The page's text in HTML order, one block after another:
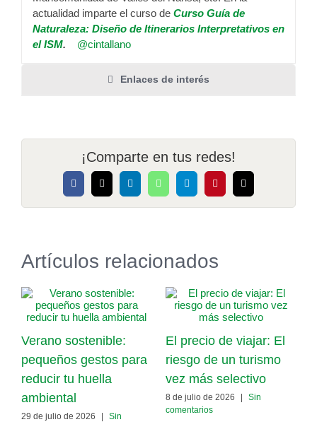
actualidad imparte el curso de Curso Guía de
Naturaleza: Diseño de Itinerarios Interpretativos en
el ISM. @cintallano
Enlaces de interés
¡Comparte en tus redes!
Facebook
X LinkedInWhatsAppTelegramPinterestCorreo
electrónico
Artículos relacionados
Verano sostenible:
pequeños gestos para
reducir tu huella
ambiental
29 de julio de 2026 |
Sin
El precio de viajar: El
riesgo de un turismo
vez más selectivo
8 de julio de 2026 |
Sin
comentarios